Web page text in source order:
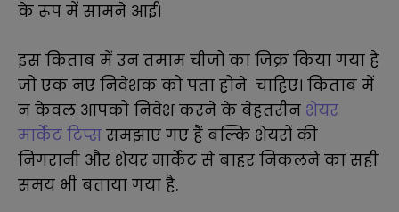
के रूप में सामने आई।
इस किताब में उन तमाम चीजों का जिक्र किया गया है
जो एक नए निवेशक को पता होने चाहिए। किताब में
न केवल आपको निवेश करने के बेहतरीन शेयर
मार्केट टिप्स समझाए गए हैं बल्कि शेयरों की
निगरानी और शेयर मार्केट से बाहर निकलने का सही
समय भी बताया गया है.